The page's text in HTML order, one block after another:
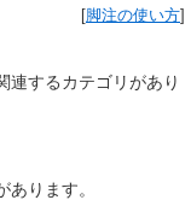
[脚注の使い方]
連するカテゴリがあり
あります。